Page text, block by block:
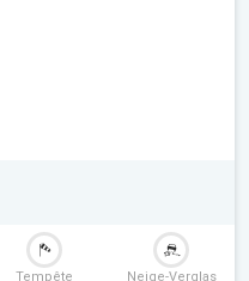
Tempête Neige-Verglas